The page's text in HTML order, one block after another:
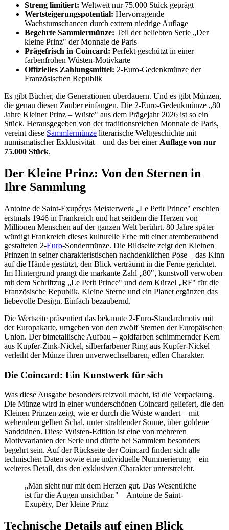
Streng limitiert: Weltweit nur 75.000 Stück geprägt
Wertsteigerungspotential: Hervorragende
Wachstumschancen durch extrem niedrige Auflage
Begehrte Sammlermünze: Teil der beliebten Serie „Der
kleine Prinz" der Monnaie de Paris
Prägefrisch in Coincard: Perfekt geschützt in einer
farbenfrohen Wüsten-Motivkarte
Offizielles Zahlungsmittel: 2-Euro-Gedenkmünze der
Französischen Republik
Es gibt Bücher, die Generationen überdauern. Und es gibt Münzen,
die genau diesen Zauber einfangen. Die 2-Euro-Gedenkmünze „80
Jahre Kleiner Prinz – Wüste" aus dem Prägejahr 2026 ist so ein
Stück. Herausgegeben von der traditionsreichen Monnaie de Paris,
vereint diese Sammlermünze literarische Weltgeschichte mit
numismatischer Exklusivität – und das bei einer Auflage von nur
75.000 Stück.
Der Kleine Prinz: Von den Sternen in
Ihre Sammlung
Antoine de Saint-Exupérys Meisterwerk „Le Petit Prince" erschien
erstmals 1946 in Frankreich und hat seitdem die Herzen von
Millionen Menschen auf der ganzen Welt berührt. 80 Jahre später
würdigt Frankreich dieses kulturelle Erbe mit einer atemberaubend
gestalteten 2-Euro-Sondermünze. Die Bildseite zeigt den Kleinen
Prinzen in seiner charakteristischen nachdenklichen Pose – das Kinn
auf die Hände gestützt, den Blick verträumt in die Ferne gerichtet.
Im Hintergrund prangt die markante Zahl „80", kunstvoll verwoben
mit dem Schriftzug „Le Petit Prince" und dem Kürzel „RF" für die
Französische Republik. Kleine Sterne und ein Planet ergänzen das
liebevolle Design. Einfach bezaubernd.
Die Wertseite präsentiert das bekannte 2-Euro-Standardmotiv mit
der Europakarte, umgeben von den zwölf Sternen der Europäischen
Union. Der bimetallische Aufbau – goldfarben schimmernder Kern
aus Kupfer-Zink-Nickel, silberfarbener Ring aus Kupfer-Nickel –
verleiht der Münze ihren unverwechselbaren, edlen Charakter.
Die Coincard: Ein Kunstwerk für sich
Was diese Ausgabe besonders reizvoll macht, ist die Verpackung.
Die Münze wird in einer wunderschönen Coincard geliefert, die den
Kleinen Prinzen zeigt, wie er durch die Wüste wandert – mit
wehendem gelben Schal, unter strahlender Sonne, über goldene
Sanddünen. Diese Wüsten-Edition ist eine von mehreren
Motivvarianten der Serie und dürfte bei Sammlern besonders
begehrt sein. Auf der Rückseite der Coincard finden sich alle
technischen Daten sowie eine individuelle Nummerierung – ein
weiteres Detail, das den exklusiven Charakter unterstreicht.
„Man sieht nur mit dem Herzen gut. Das Wesentliche
ist für die Augen unsichtbar." – Antoine de Saint-
Exupéry, Der kleine Prinz
Technische Details auf einen Blick